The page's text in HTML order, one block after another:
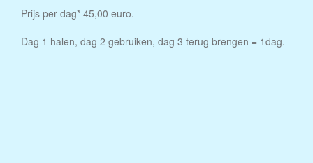
Prijs per dag* 45,00 euro.
Dag 1 halen, dag 2 gebruiken, dag 3 terug brengen = 1dag.